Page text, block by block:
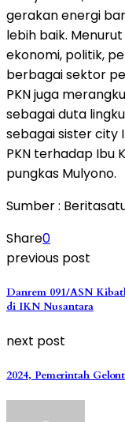
gerakan energi
lebih baik.
ekonomi, politik,
berbagai sektor
PKN juga
sebagai duta
sebagai sister city
PKN terhadap Ibu
pungkas Mulyono.
Sumber :
Share0
previous post
Danrem 091/ASN
di IKN Nusantara
next post
2024, Pemerintah